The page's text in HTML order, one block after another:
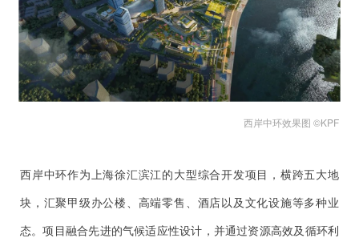
西岸中环效果图 ©KPF
西岸中环作为上海徐汇滨江的大型综合开发项目，横跨五大地
块，汇聚甲级办公楼、高端零售、酒店以及文化设施等多种业
态。项目融合先进的气候适应性设计，并通过资源高效及循环利